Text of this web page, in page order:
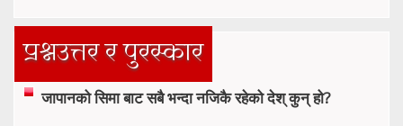
प्रश्नउत्तर र पुरस्कार
जापानको सिमा बाट सबै भन्दा नजिकै रहेको देश् कुन् हो?